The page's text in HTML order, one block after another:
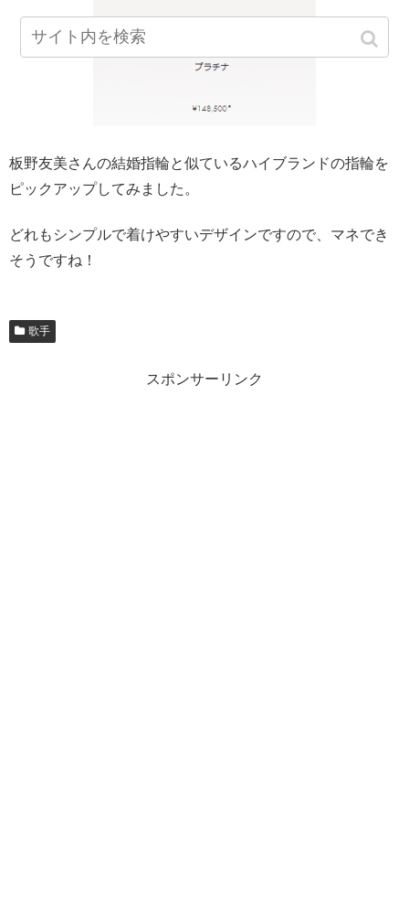
板野友美さんの結婚指輪と似ているハイブランドの指輪を
ピックアップしてみました。
どれもシンプルで着けやすいデザインですので、マネでき
そうですね！
歌手
スポンサーリンク